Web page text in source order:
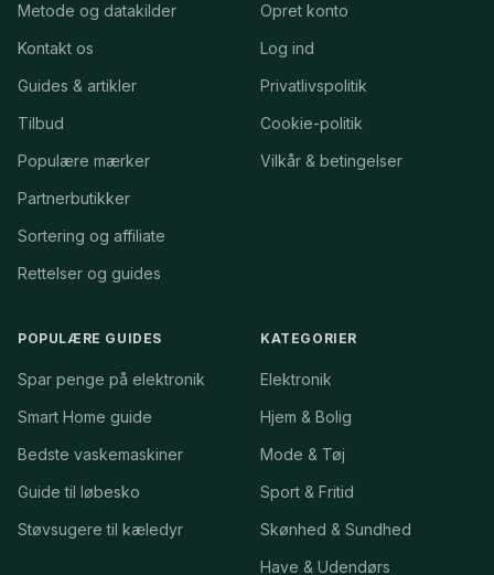
Metode og datakilder
Kontakt os
Guides & artikler
Tilbud
Populære mærker
Partnerbutikker
Sortering og affiliate
Rettelser og guides
Opret konto
Log ind
Privatlivspolitik
Cookie-politik
Vilkår & betingelser
POPULÆRE GUIDES
Spar penge på elektronik
Smart Home guide
Bedste vaskemaskiner
Guide til løbesko
Støvsugere til kæledyr
KATEGORIER
Elektronik
Hjem & Bolig
Mode & Tøj
Sport & Fritid
Skønhed & Sundhed
Have & Udendørs